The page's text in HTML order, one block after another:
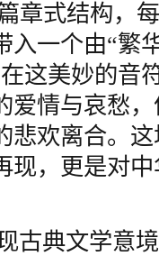
章式结构，
入一个由“繁
这美妙的音
爱情与哀愁
悲欢离合。
现，更是对
古典文学意